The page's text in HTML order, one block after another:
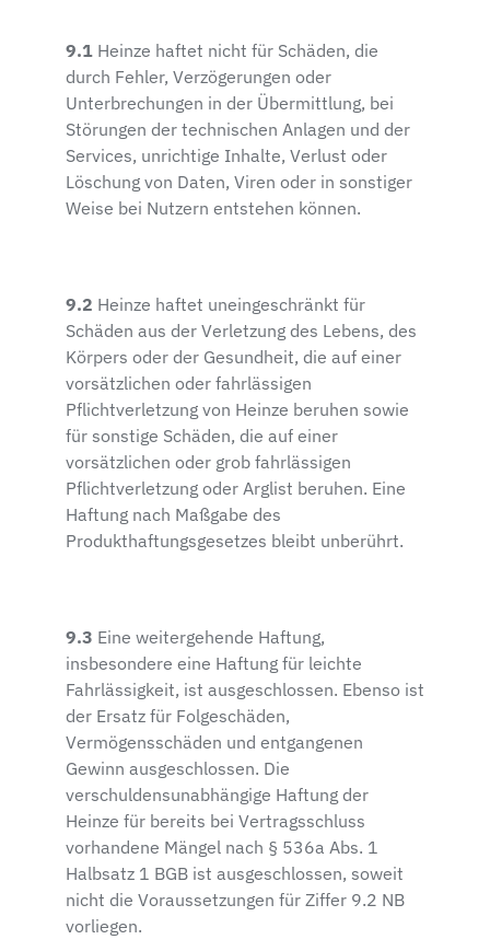
9.1 Heinze haftet nicht für Schäden, die
durch Fehler, Verzögerungen oder
Unterbrechungen in der Übermittlung, bei
Störungen der technischen Anlagen und der
Services, unrichtige Inhalte, Verlust oder
Löschung von Daten, Viren oder in sonstiger
Weise bei Nutzern entstehen können.
9.2 Heinze haftet uneingeschränkt für
Schäden aus der Verletzung des Lebens, des
Körpers oder der Gesundheit, die auf einer
vorsätzlichen oder fahrlässigen
Pflichtverletzung von Heinze beruhen sowie
für sonstige Schäden, die auf einer
vorsätzlichen oder grob fahrlässigen
Pflichtverletzung oder Arglist beruhen. Eine
Haftung nach Maßgabe des
Produkthaftungsgesetzes bleibt unberührt.
9.3 Eine weitergehende Haftung,
insbesondere eine Haftung für leichte
Fahrlässigkeit, ist ausgeschlossen. Ebenso ist
der Ersatz für Folgeschäden,
Vermögensschäden und entgangenen
Gewinn ausgeschlossen. Die
verschuldensunabhängige Haftung der
Heinze für bereits bei Vertragsschluss
vorhandene Mängel nach § 536a Abs. 1
Halbsatz 1 BGB ist ausgeschlossen, soweit
nicht die Voraussetzungen für Ziffer 9.2 NB
vorliegen.